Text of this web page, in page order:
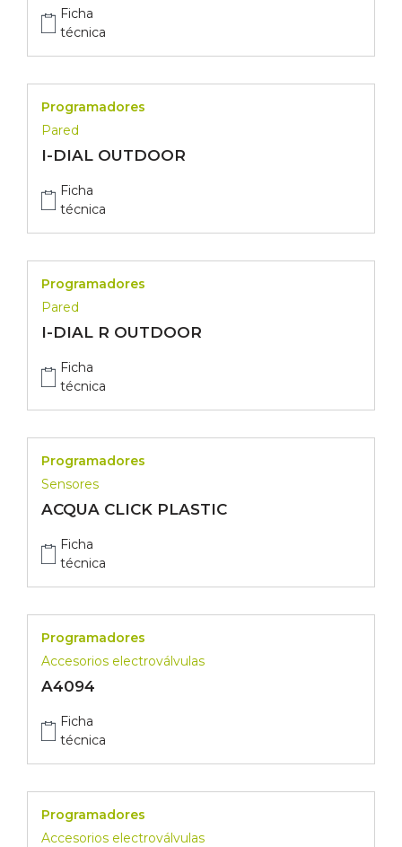
Ficha
técnica
Programadores
Pared
I-DIAL OUTDOOR
Ficha
técnica
Programadores
Pared
I-DIAL R OUTDOOR
Ficha
técnica
Programadores
Sensores
ACQUA CLICK PLASTIC
Ficha
técnica
Programadores
Accesorios electroválvulas
A4094
Ficha
técnica
Programadores
Accesorios electroválvulas